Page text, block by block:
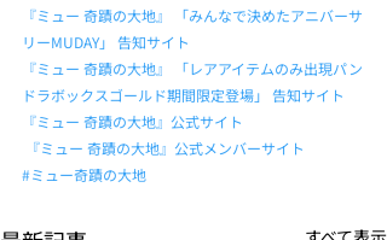
『ミュー 奇蹟の大地』 「みんなで決めたアニバーサ
リーMUDAY」 告知サイト
『ミュー 奇蹟の大地』 「レアアイテムのみ出現パン
ドラボックスゴールド期間限定登場」 告知サイト
『ミュー 奇蹟の大地』公式サイト
『ミュー 奇蹟の大地』公式メンバーサイト
#ミュー奇蹟の大地